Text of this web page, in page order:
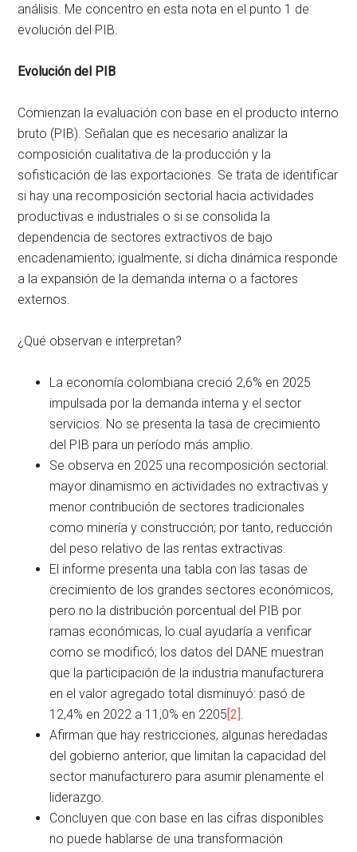
análisis. Me concentro en esta nota en el punto 1 de
evolución del PIB.
Evolución del PIB
Comienzan la evaluación con base en el producto interno
bruto (PIB). Señalan que es necesario analizar la
composición cualitativa de la producción y la
sofisticación de las exportaciones. Se trata de identificar
si hay una recomposición sectorial hacia actividades
productivas e industriales o si se consolida la
dependencia de sectores extractivos de bajo
encadenamiento; igualmente, si dicha dinámica responde
a la expansión de la demanda interna o a factores
externos.
¿Qué observan e interpretan?
La economía colombiana creció 2,6% en 2025
impulsada por la demanda interna y el sector
servicios. No se presenta la tasa de crecimiento
del PIB para un período más amplio.
Se observa en 2025 una recomposición sectorial:
mayor dinamismo en actividades no extractivas y
menor contribución de sectores tradicionales
como minería y construcción; por tanto, reducción
del peso relativo de las rentas extractivas.
El informe presenta una tabla con las tasas de
crecimiento de los grandes sectores económicos,
pero no la distribución porcentual del PIB por
ramas económicas, lo cual ayudaría a verificar
como se modificó; los datos del DANE muestran
que la participación de la industria manufacturera
en el valor agregado total disminuyó: pasó de
12,4% en 2022 a 11,0% en 2205[2]
Afirman que hay restricciones, algunas heredadas
del gobierno anterior, que limitan la capacidad del
sector manufacturero para asumir plenamente el
liderazgo.
Concluyen que con base en las cifras disponibles
no puede hablarse de una transformación